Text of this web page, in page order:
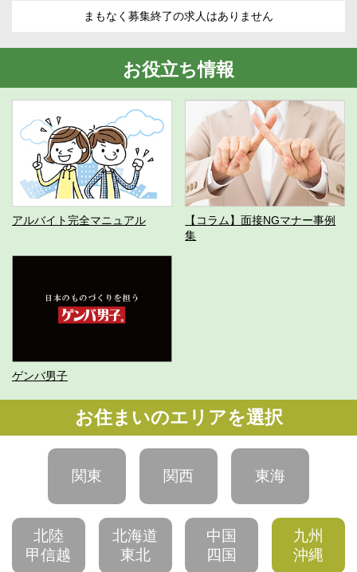
まもなく募集終了の求人はありません
お役立ち情報
アルバイト完全マニュアル
【コラム】面接NGマナー事例
集
ゲンバ男子
お住まいのエリアを選択
関東 関西 東海
北陸
甲信越
北海道
東北
中国
四国
九州
沖縄